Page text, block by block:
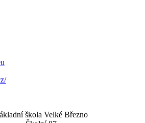
škola Velké Březno